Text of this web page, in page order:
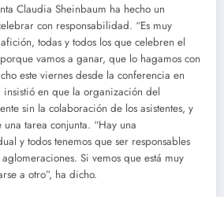
Claudia Sheinbaum ha hecho un
con responsabilidad. “Es muy
todas y todos los que celebren el
vamos a ganar, que lo hagamos con
este viernes desde la conferencia en
en que la organización del
sin la colaboración de los asistentes, y
tarea conjunta. “Hay una
y todos tenemos que ser responsables
Si vemos que está muy
a otro”, ha dicho.